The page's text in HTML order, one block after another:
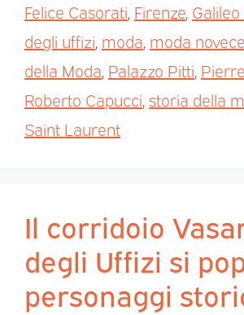
Felice Casorati, Firenze,
degli uffizi, moda, moda
della Moda, Palazzo Pitti,
Roberto Capucci,storia della
Saint Laurent
Il corridoio
degli Uffizi si
personaggi